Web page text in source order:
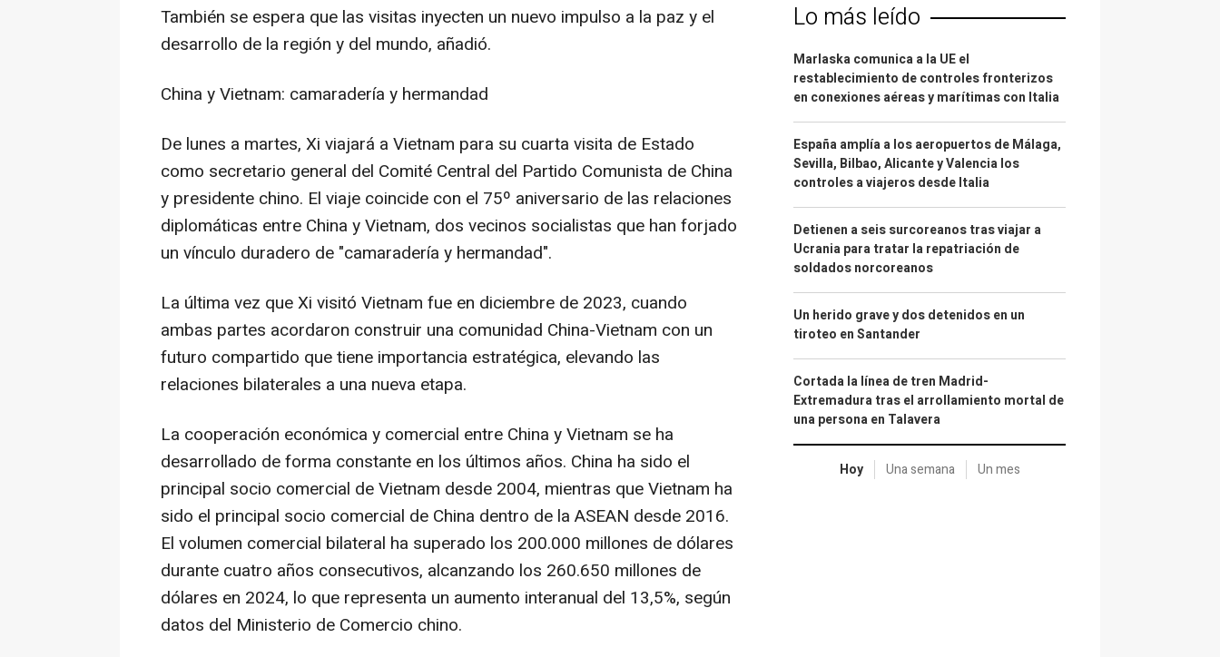
También se espera que las visitas inyecten un nuevo impulso a la paz y el
desarrollo de la región y del mundo, añadió.
China yVietnam: camaradería y hermandad
De lunes a martes, Xi viajará a Vietnam para su cuarta visita de Estado
como secretario general del Comité Central del Partido Comunista de China
y presidente chino. El viaje coincide con el 75º aniversario de las relaciones
diplomáticas entre China yVietnam, dos vecinos socialistas que han forjado
un vínculo duradero de "camaradería y hermandad".
La última vez que Xi visitó Vietnam fue en diciembre de 2023, cuando
ambas partes acordaron construir una comunidad China-Vietnam con un
futuro compartido que tiene importancia estratégica, elevando las
relaciones bilaterales a una nueva etapa.
La cooperación económica y comercial entre China yVietnam se ha
desarrollado de forma constante en los últimos años. China ha sido el
principal socio comercial deVietnam desde 2004, mientras queVietnam ha
sido el principal socio comercial de China dentro de la ASEAN desde 2016.
El volumen comercial bilateral ha superado los 200.000 millones de dólares
durante cuatro años consecutivos, alcanzando los 260.650 millones de
dólares en 2024, lo que representa un aumento interanual del 13,5%, según
datos del Ministerio de Comercio chino.
Lo más leído
Marlaska comunica a la UE el
restablecimiento de controles fronterizos
en conexiones aéreas y marítimas con Italia
España amplía a los aeropuertos de Málaga,
Sevilla, Bilbao, Alicante y Valencia los
controles a viajeros desde Italia
Detienen a seis surcoreanos tras viajar a
Ucrania para tratar la repatriación de
soldados norcoreanos
Un herido grave y dos detenidos en un
tiroteo en Santander
Cortada la línea de tren Madrid-
Extremadura tras el arrollamiento mortal de
una persona en Talavera
Hoy Una semana Un mes